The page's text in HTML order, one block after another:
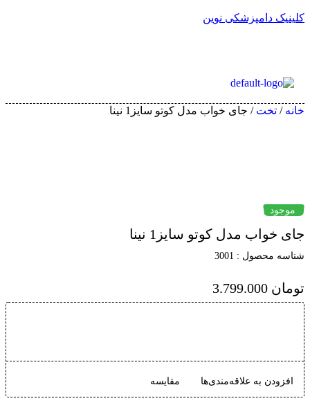
دامپزشکی نوین
/تخت/ جای خواب مدل کوتو سایز1 نینا
موجود
خواب مدل کوتو سایز1 نینا
محصول : 3001
3.799.000
افزودن به علاقه‌مندی‌ها مقایسه